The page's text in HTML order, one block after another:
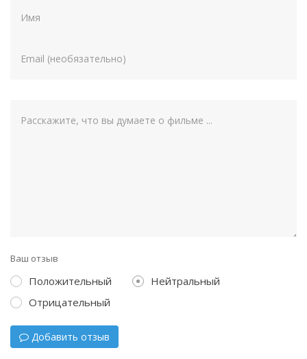
Ваш отзыв
Положительный
Нейтральный
Отрицательный
Добавить отзыв